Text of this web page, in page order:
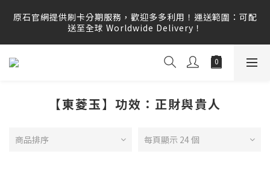
原石官網提供刷卡分期服務，歡迎多多利用！運送範圍：可配
送至全球 Worldwide Delivery！
原石官網提供刷卡分期服務，歡迎多多利用！運送範圍：可配
送至全球 Worldwide Delivery！
原石官網不會主動寄信要求顧客提供任何訂單資訊、補運費差
額或付款，請勿點選任何不明連結，若有任何疑慮可撥打165
原石官網提供刷卡分期服務，歡迎多多利用！運送範圍：可配
【東菱玉】功效：正財與貴人
商品排序 每頁顯示 24 個